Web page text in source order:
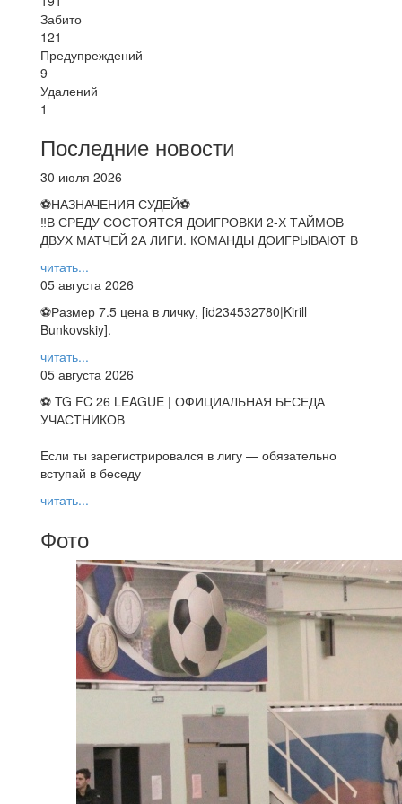
Забито
121
Предупреждений
9
Удалений
1
Последние новости
30 июля 2026
⚽НАЗНАЧЕНИЯ СУДЕЙ⚽
‼В СРЕДУ СОСТОЯТСЯ ДОИГРОВКИ 2-Х ТАЙМОВ
ДВУХ МАТЧЕЙ 2А ЛИГИ. КОМАНДЫ ДОИГРЫВАЮТ В
читать...
05 августа 2026
⚽️Размер 7.5 цена в личку, [id234532780|Kirill
Bunkovskiy].
читать...
05 августа 2026
⚽ TG FC 26 LEAGUE | ОФИЦИАЛЬНАЯ БЕСЕДА
УЧАСТНИКОВ
Если ты зарегистрировался в лигу — обязательно
вступай в беседу
читать...
Фото